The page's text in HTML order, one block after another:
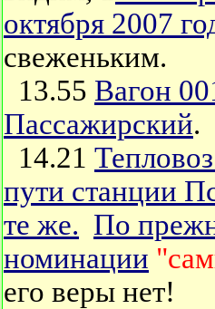
октября 2007
свеженьким.
13.55 Вагон
Пассажирский.
14.21
пути станции
те же. По
номинации
его веры нет!